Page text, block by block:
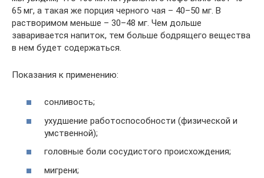
65 мг, а такая же порция черного чая – 40–50 мг. В
растворимом меньше – 30–48 мг. Чем дольше
заваривается напиток, тем больше бодрящего вещества
в нем будет содержаться.
Показания к применению:
сонливость;
ухудшение работоспособности (физической и
умственной);
головные боли сосудистого происхождения;
мигрени;